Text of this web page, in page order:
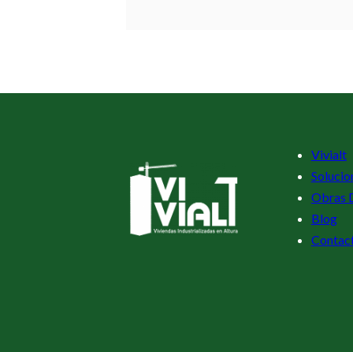
Vivialt
Obras
Blog